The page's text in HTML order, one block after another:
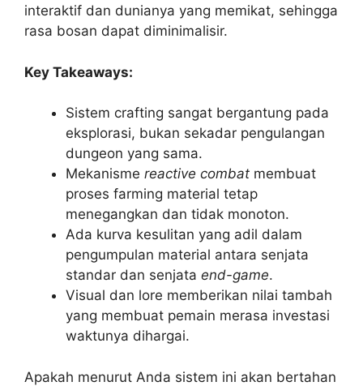
interaktif dan dunianya yang memikat, sehingga
rasa bosan dapat diminimalisir.
Key Takeaways:
Sistem crafting sangat bergantung pada
eksplorasi, bukan sekadar pengulangan
dungeon yang sama.
Mekanisme reactive combat membuat
proses farming material tetap
menegangkan dan tidak monoton.
Ada kurva kesulitan yang adil dalam
pengumpulan material antara senjata
standar dan senjata end-game.
Visual dan lore memberikan nilai tambah
yang membuat pemain merasa investasi
waktunya dihargai.
Apakah menurut Anda sistem ini akan bertahan